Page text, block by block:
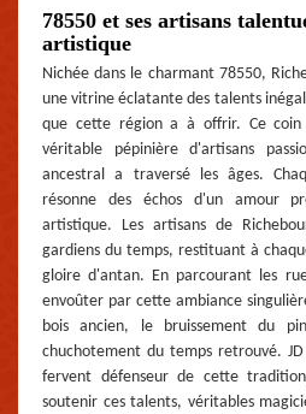
78550 et ses artisans
artistique
Nichée dans le charmant 78550,
une vitrine éclatante des talents
que cette région a à offrir. Ce
véritable pépinière d'artisans
ancestral a traversé les âges.
résonne des échos d'un amour
artistique. Les artisans de
gardiens du temps, restituant à
gloire d'antan. En parcourant les
envoûter par cette ambiance
bois ancien, le bruissement du
chuchotement du temps retrouvé.
fervent défenseur de cette
soutenir ces talents, véritables